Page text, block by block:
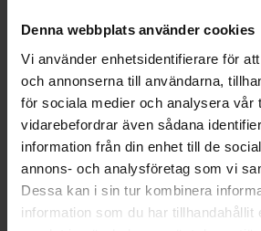
Denna webbplats använder cookies
Vi använder enhetsidentifierare för
och annonserna till användarna,
för sociala medier och analysera vår
vidarebefordrar även sådana
information från din enhet till de
annons- och analysföretag som vi
Dessa kan i sin tur kombinera
information som du har tillhandahållit